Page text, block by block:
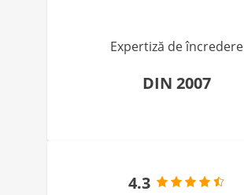
Expertiză de încredere
DIN 2007
4.3